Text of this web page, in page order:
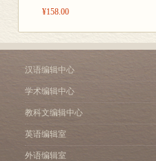
¥158.00
汉语编辑中心
学术编辑中心
教科文编辑中心
英语编辑室
外语编辑室